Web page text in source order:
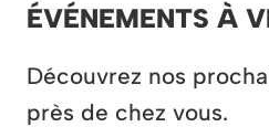
ÉVÉNEMENTS À
Découvrez nos
près de chez vous.